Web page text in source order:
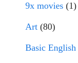
9x movies (1)
Art (80)
Basic English